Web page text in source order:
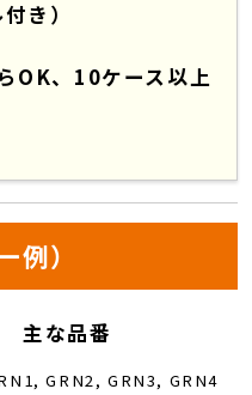
き）
OK、10ケース以上
例）
主な品番
GRN2, GRN3, GRN4